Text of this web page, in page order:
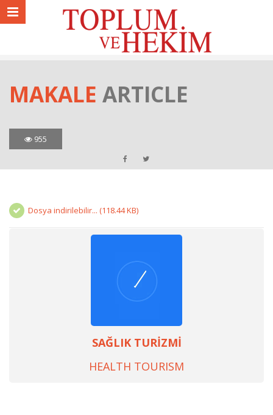
MAKALE ARTICLE
955
Dosya indirilebilir... (118.44 KB)
SAĞLIK TURİZMİ
HEALTH TOURISM